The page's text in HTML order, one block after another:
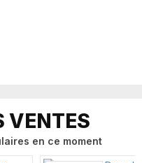
VENTES
en ce moment